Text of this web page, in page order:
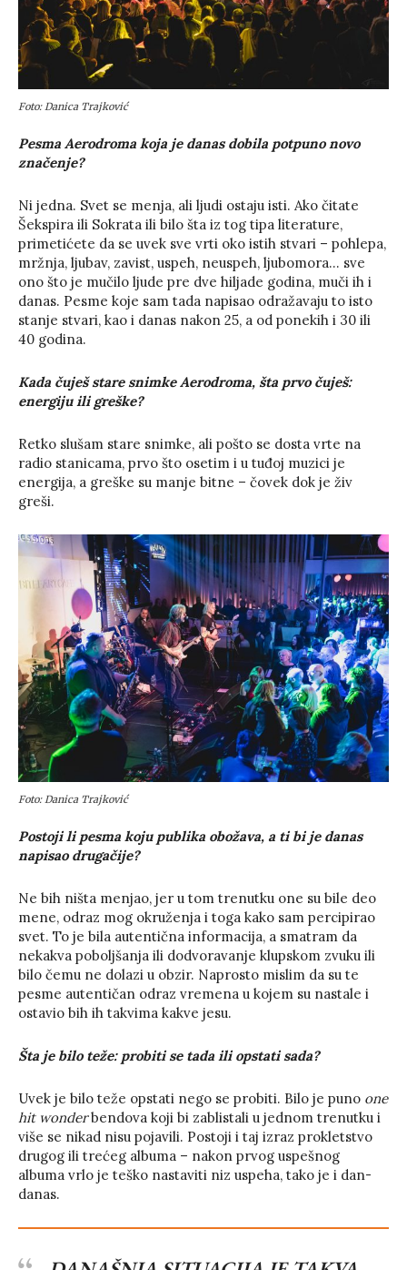
Foto: Danica Trajković
Pesma Aerodroma koja je danas dobila potpuno novo
značenje?
Ni jedna. Svet se menja, ali ljudi ostaju isti. Ako čitate
Šekspira ili Sokrata ili bilo šta iz tog tipa literature,
primetićete da se uvek sve vrti oko istih stvari – pohlepa,
mržnja, ljubav, zavist, uspeh, neuspeh, ljubomora… sve
ono što je mučilo ljude pre dve hiljade godina, muči ih i
danas. Pesme koje sam tada napisao odražavaju to isto
stanje stvari, kao i danas nakon 25, a od ponekih i 30 ili
40 godina.
Kada čuješ stare snimke Aerodroma, šta prvo čuješ:
energiju ili greške?
Retko slušam stare snimke, ali pošto se dosta vrte na
radio stanicama, prvo što osetim i u tuđoj muzici je
energija, a greške su manje bitne – čovek dok je živ
greši.
Foto: Danica Trajković
Postoji li pesma koju publika obožava, a ti bi je danas
napisao drugačije?
Ne bih ništa menjao, jer u tom trenutku one su bile deo
mene, odraz mog okruženja i toga kako sam percipirao
svet. To je bila autentična informacija, a smatram da
nekakva poboljšanja ili dodvoravanje klupskom zvuku ili
bilo čemu ne dolazi u obzir. Naprosto mislim da su te
pesme autentičan odraz vremena u kojem su nastale i
ostavio bih ih takvima kakve jesu.
Šta je bilo teže: probiti se tada ili opstati sada?
Uvek je bilo teže opstati nego se probiti. Bilo je puno one
hit wonderbendova koji bi zablistali u jednom trenutku i
više se nikad nisu pojavili. Postoji i taj izraz prokletstvo
drugog ili trećeg albuma – nakon prvog uspešnog
albuma vrlo je teško nastaviti niz uspeha, tako je i dan-
danas.